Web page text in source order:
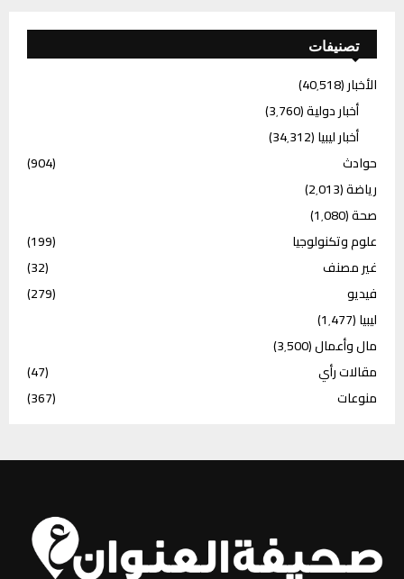
تصنيفات
الأخبار(40٬518)
أخبار دولية(3٬760)
أخبار ليبيا(34٬312)
حوادث
(904)
رياضة(2٬013)
صحة(1٬080)
علوم وتكنولوجيا
(199)
غير مصنف
(32)
فيديو
(279)
ليبيا(1٬477)
مال وأعمال(3٬500)
مقالات رأي
(47)
منوعات
(367)